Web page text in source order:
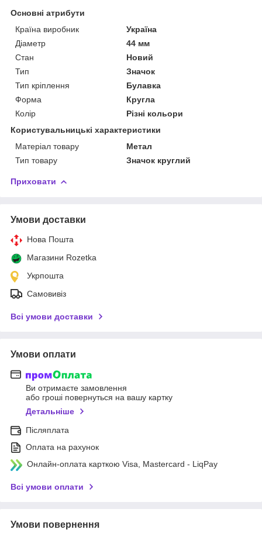
Основні атрибути
Країна виробник
Україна
Діаметр
44 мм
Стан
Новий
Тип
Значок
Тип кріплення
Булавка
Форма
Кругла
Колір
Різні кольори
Користувальницькі характеристики
Матеріал товару
Метал
Тип товару
Значок круглий
Приховати
Умови доставки
Нова Пошта
Магазини Rozetka
Укрпошта
Самовивіз
Всі умови доставки
Умови оплати
Ви отримаєте замовлення
або гроші повернуться на вашу картку
Детальніше
Післяплата
Оплата на рахунок
Онлайн-оплата карткою Visa, Mastercard - LiqPay
Всі умови оплати
Умови повернення